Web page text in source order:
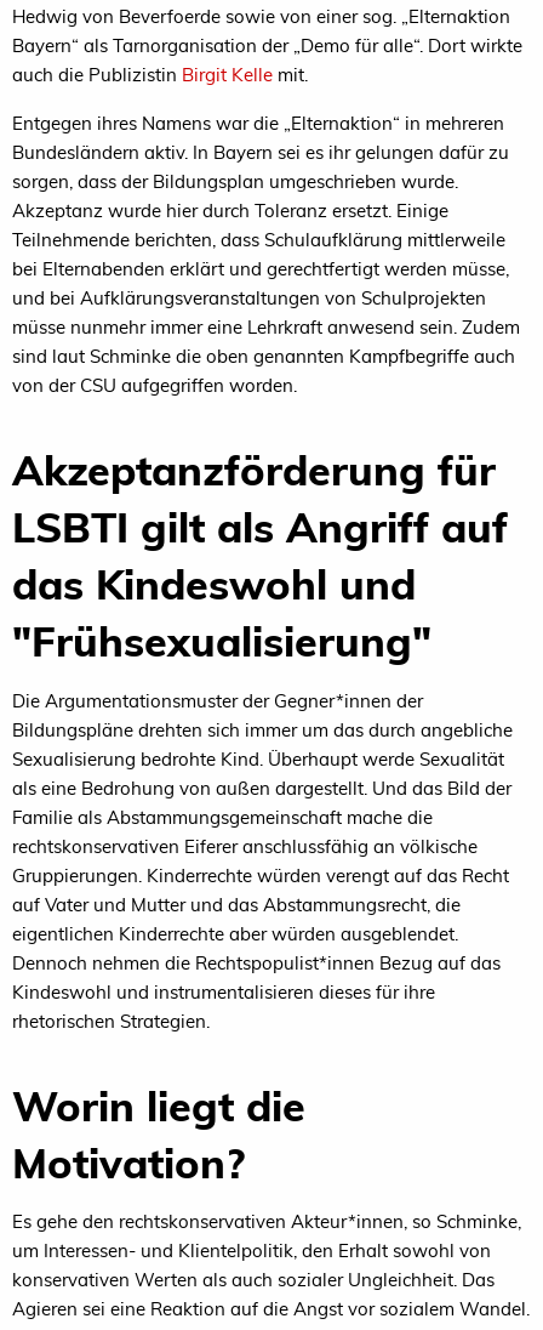
Hedwig von Beverfoerde sowie von einer sog. „Elternaktion
Bayern“ als Tarnorganisation der „Demo für alle“. Dort wirkte
auch die Publizistin Birgit Kelle mit.
Entgegen ihres Namens war die „Elternaktion“ in mehreren
Bundesländern aktiv. In Bayern sei es ihr gelungen dafür zu
sorgen, dass der Bildungsplan umgeschrieben wurde.
Akzeptanz wurde hier durch Toleranz ersetzt. Einige
Teilnehmende berichten, dass Schulaufklärung mittlerweile
bei Elternabenden erklärt und gerechtfertigt werden müsse,
und bei Aufklärungsveranstaltungen von Schulprojekten
müsse nunmehr immer eine Lehrkraft anwesend sein. Zudem
sind laut Schminke die oben genannten Kampfbegriffe auch
von der CSU aufgegriffen worden.
Akzeptanzförderung für
LSBTI gilt als Angriff auf
das Kindeswohl und
"Frühsexualisierung"
Die Argumentationsmuster der Gegner*innen der
Bildungspläne drehten sich immer um das durch angebliche
Sexualisierung bedrohte Kind. Überhaupt werde Sexualität
als eine Bedrohung von außen dargestellt. Und das Bild der
Familie als Abstammungsgemeinschaft mache die
rechtskonservativen Eiferer anschlussfähig an völkische
Gruppierungen. Kinderrechte würden verengt auf das Recht
auf Vater und Mutter und das Abstammungsrecht, die
eigentlichen Kinderrechte aber würden ausgeblendet.
Dennoch nehmen die Rechtspopulist*innen Bezug auf das
Kindeswohl und instrumentalisieren dieses für ihre
rhetorischen Strategien.
Worin liegt die
Motivation?
Es gehe den rechtskonservativen Akteur*innen, so Schminke,
um Interessen- und Klientelpolitik, den Erhalt sowohl von
konservativen Werten als auch sozialer Ungleichheit. Das
Agieren sei eine Reaktion auf die Angst vor sozialem Wandel.